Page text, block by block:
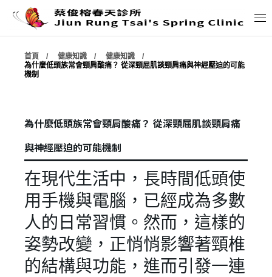
公布欄
夥伴介紹
診間隨筆
健康知識
學術資料
首頁 健康知識
健康知識
為什麼低頭族常會頸肩酸痛？ 從深頸屈肌談頸肩痛與神經壓迫的可能
機制
為什麼低頭族常會頸肩酸痛？ 從深頸屈肌談頸肩痛
與神經壓迫的可能機制
在現代生活中，長時間低頭使
用手機與電腦，已經成為多數
人的日常習慣。然而，這樣的
姿勢改變，正悄悄影響著頸椎
的結構與功能，進而引發一連